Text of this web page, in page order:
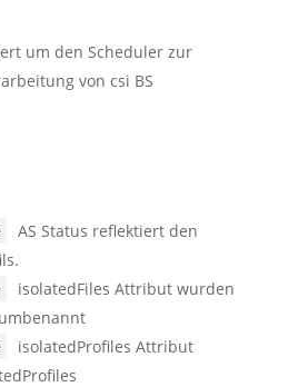
um den Scheduler zur
von csi BS
AS Status reflektiert den
isolatedFiles Attribut wurden
isolatedProfiles Attribut